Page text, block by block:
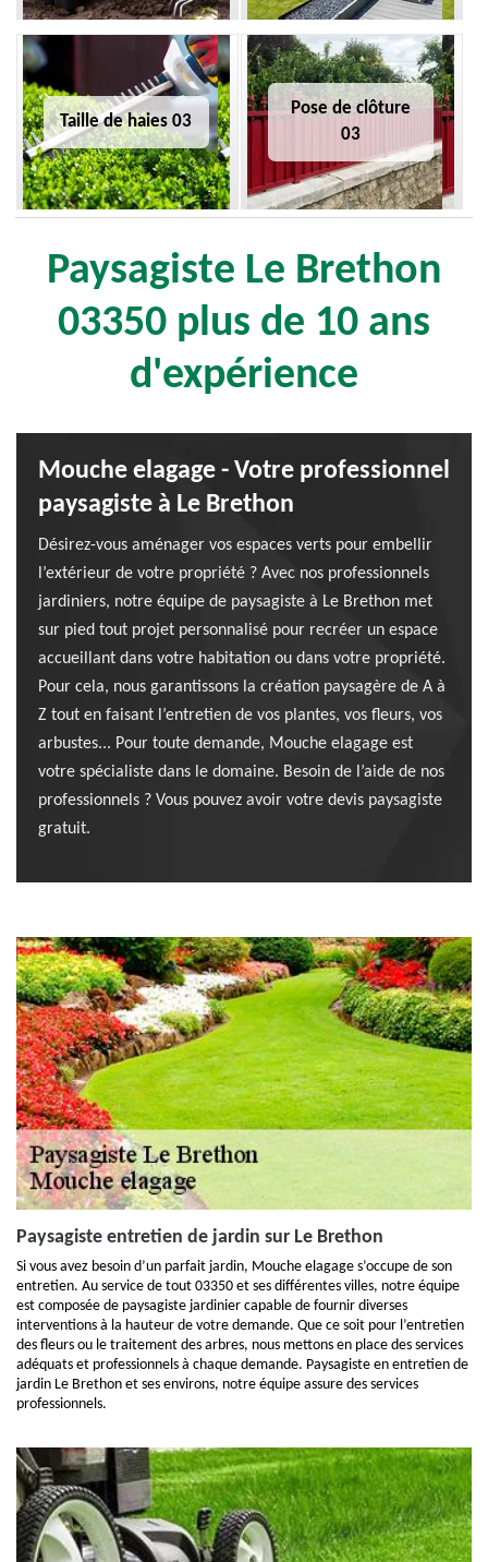
Taille de haies 03
Pose de clôture
03
Paysagiste Le Brethon
03350 plus de 10 ans
d'expérience
Mouche elagage - Votre professionnel
paysagiste à Le Brethon
Désirez-vous aménager vos espaces verts pour embellir
l’extérieur de votre propriété ? Avec nos professionnels
jardiniers, notre équipe de paysagiste à Le Brethon met
sur pied tout projet personnalisé pour recréer un espace
accueillant dans votre habitation ou dans votre propriété.
Pour cela, nous garantissons la création paysagère de A à
Z tout en faisant l’entretien de vos plantes, vos fleurs, vos
arbustes... Pour toute demande, Mouche elagage est
votre spécialiste dans le domaine. Besoin de l’aide de nos
professionnels ? Vous pouvez avoir votre devis paysagiste
gratuit.
Paysagiste entretien de jardin sur Le Brethon
Si vous avez besoin d’un parfait jardin, Mouche elagage s’occupe de son
entretien. Au service de tout 03350 et ses différentes villes, notre équipe
est composée de paysagiste jardinier capable de fournir diverses
interventions à la hauteur de votre demande. Que ce soit pour l’entretien
des fleurs ou le traitement des arbres, nous mettons en place des services
adéquats et professionnels à chaque demande. Paysagiste en entretien de
jardin Le Brethon et ses environs, notre équipe assure des services
professionnels.